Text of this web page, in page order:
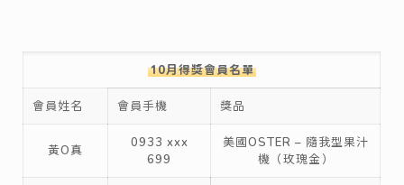
10月得獎會員名單
會員姓名 會員手機 獎品
黃O真
0933 xxx
699
美國OSTER – 隨我型果汁
機（玫瑰金）